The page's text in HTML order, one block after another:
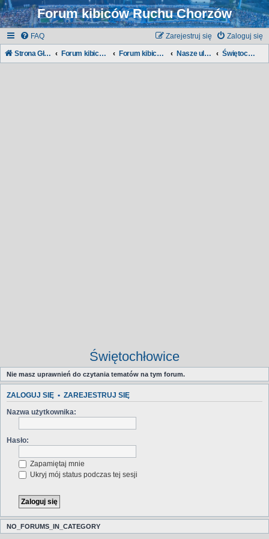
Forum kibiców Ruchu Chorzów
FAQ Zaloguj się
Zarejestruj się
Strona Główna Forum kibiców Ruchu Forum kibiców: Nasze ulice, nasze dzielnice... Świętochłowice
Świętochłowice
Nie masz uprawnień do czytania tematów na tym forum.
ZALOGUJ SIĘ • ZAREJESTRUJ SIĘ
Nazwa użytkownika:
Hasło:
Zapamiętaj mnie
Ukryj mój status podczas tej sesji
NO_FORUMS_IN_CATEGORY